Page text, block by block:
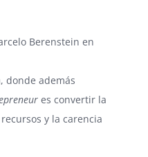
Berenstein en
donde además
es convertir la
y la carencia